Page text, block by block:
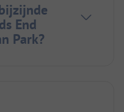
End
Park?